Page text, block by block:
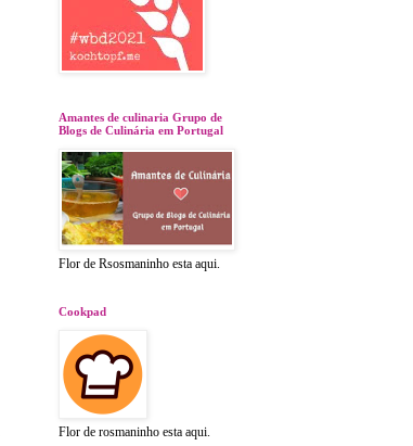
Amantes de culinaria Grupo de
Blogs de Culinária em Portugal
Flor de Rsosmaninho esta aqui.
Cookpad
Flor de rosmaninho esta aqui.